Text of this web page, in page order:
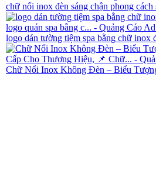
chữ nổi inox đèn sáng chận phong cách
logo dán tường tiệm spa bằng chữ inox
Chữ Nổi Inox Không Đèn – Biểu